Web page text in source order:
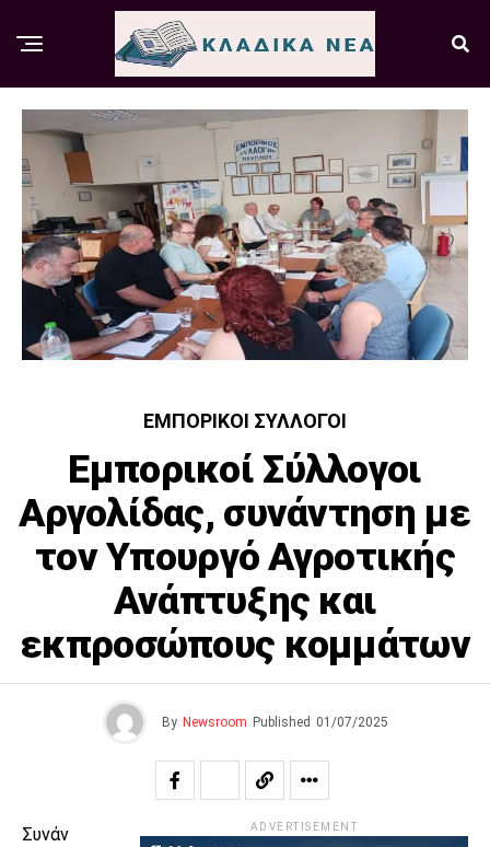
ΕΜΠΟΡΙΚΟΊ ΣΎΛΛΟΓΟΙ
Εμπορικοί Σύλλογοι
Αργολίδας, συνάντηση με
τον Υπουργό Αγροτικής
Ανάπτυξης και
εκπροσώπους κομμάτων
By Newsroom Published 01/07/2025
Συνάν
ADVERTISEMENT